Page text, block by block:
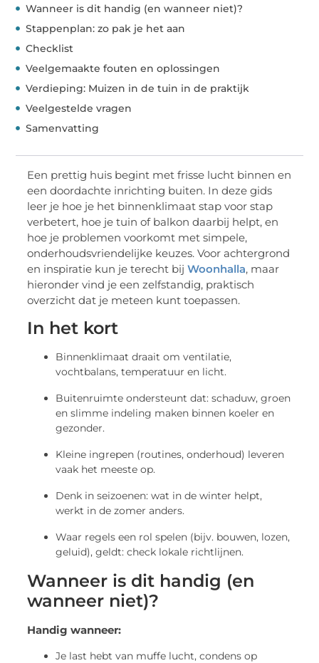
Wanneer is dit handig (en wanneer niet)?
Stappenplan: zo pak je het aan
Checklist
Veelgemaakte fouten en oplossingen
Verdieping: Muizen in de tuin in de praktijk
Veelgestelde vragen
Samenvatting
Een prettig huis begint met frisse lucht binnen en
een doordachte inrichting buiten. In deze gids
leer je hoe je het binnenklimaat stap voor stap
verbetert, hoe je tuin of balkon daarbij helpt, en
hoe je problemen voorkomt met simpele,
onderhoudsvriendelijke keuzes. Voor achtergrond
en inspiratie kun je terecht bijWoonhalla, maar
hieronder vind je een zelfstandig, praktisch
overzicht dat je meteen kunt toepassen.
In het kort
Binnenklimaat draait om ventilatie,
vochtbalans, temperatuur en licht.
Buitenruimte ondersteunt dat: schaduw, groen
en slimme indeling maken binnen koeler en
gezonder.
Kleine ingrepen (routines, onderhoud) leveren
vaak het meeste op.
Denk in seizoenen: wat in de winter helpt,
werkt in de zomer anders.
Waar regels een rol spelen (bijv. bouwen, lozen,
geluid), geldt: check lokale richtlijnen.
Wanneer is dit handig (en
wanneer niet)?
Handig wanneer:
Je last hebt van muffe lucht, condens op